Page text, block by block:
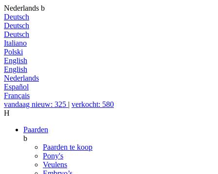
Nederlands b
Deutsch
Deutsch
Deutsch
Italiano
Polski
English
English
Nederlands
Español
Français
vandaag nieuw: 325 | verkocht: 580
H
Paarden
b
Paarden te koop
Pony's
Veulens